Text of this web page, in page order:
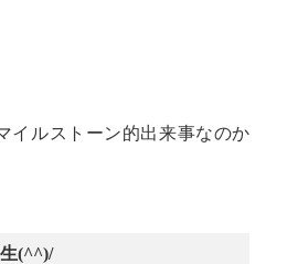
ルストーン的出来事なのか
(^^)/